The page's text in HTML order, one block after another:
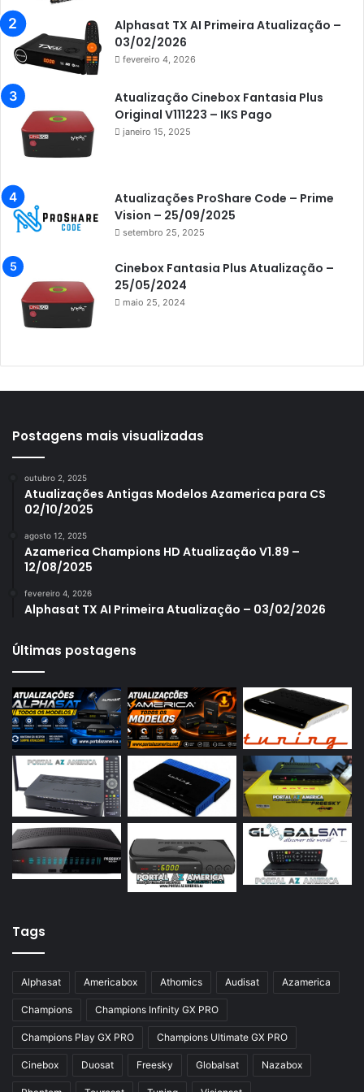
Azamerica Champions
Azamerica Champions IPTV
Azamerica Extremo IPTV
Azamerica F92 Plus
Azamerica Gold
Azamerica i7 IPTV
Azamerica King
Azamerica King GX PRO
Azamerica King IPTV
Azamerica Mobi
Azamerica S1005
Azamerica S1006 Plus
Azamerica S1007 New
Azamerica S1009
Azamerica S2005
Azamerica S2010
Azamerica S2015
Azamerica S922
Azamerica S922 Mini
Azamerica S928
Azamerica Silver
Azamerica Silver GX PRO
Azamerica Silver IPTV
Azbox Like
Azfox
Azgold
Azplus
Alphasat TX AI Primeira Atualização –
03/02/2026
fevereiro 4, 2026
Atualização Cinebox Fantasia Plus
Original V111223 – IKS Pago
janeiro 15, 2025
Atualizações ProShare Code – Prime
Vision – 25/09/2025
setembro 25, 2025
Cinebox Fantasia Plus Atualização –
25/05/2024
maio 25, 2024
Postagens mais visualizadas
outubro 2, 2025
Atualizações Antigas Modelos Azamerica para CS
02/10/2025
agosto 12, 2025
Azamerica Champions HD Atualização V1.89 –
12/08/2025
fevereiro 4, 2026
Alphasat TX AI Primeira Atualização – 03/02/2026
Últimas postagens
Tags
Alphasat Americabox Athomics Audisat Azamerica
Champions Champions Infinity GX PRO
Champions Play GX PRO Champions Ultimate GX PRO
Cinebox Duosat Freesky Globalsat Nazabox